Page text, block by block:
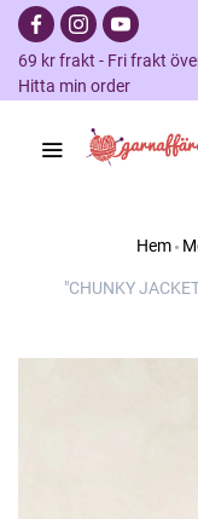
69 kr frakt - Fri frakt
Hitta min order
Hem
"CHUNKY